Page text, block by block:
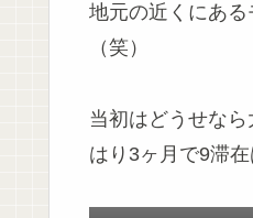
地元の近くにあ
（笑）
当初はどうせな
はり3ヶ月で9滞